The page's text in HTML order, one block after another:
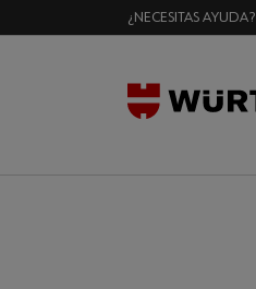
¿NECESITAS AYUDA?